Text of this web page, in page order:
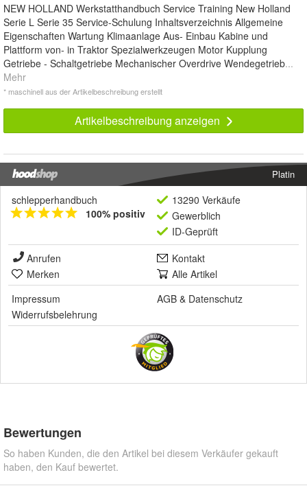
NEW HOLLAND Werkstatthandbuch Service Training New Holland
Serie L Serie 35 Service-Schulung Inhaltsverzeichnis Allgemeine
Eigenschaften Wartung Klimaanlage Aus- Einbau Kabine und
Plattform von- in Traktor Spezialwerkzeugen Motor Kupplung
Getriebe - Schaltgetriebe Mechanischer Overdrive Wendegetrieb...
Mehr
* maschinell aus der Artikelbeschreibung erstellt
Artikelbeschreibung anzeigen
Platin
schlepperhandbuch
100% positiv
13290 Verkäufe
Gewerblich
ID-Geprüft
Anrufen
Kontakt
Merken
Alle Artikel
Impressum
AGB & Datenschutz
Widerrufsbelehrung
Bewertungen
So haben Kunden, die den Artikel bei diesem Verkäufer gekauft
haben, den Kauf bewertet.